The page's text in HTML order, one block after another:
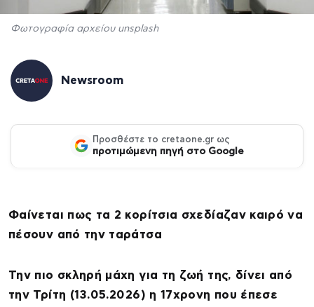
Φωτογραφία αρχείου unsplash
Newsroom
Προσθέστε το cretaone.gr ως
προτιμώμενη πηγή στο Google
Φαίνεται πως τα 2 κορίτσια σχεδίαζαν καιρό να
πέσουν από την ταράτσα
Την πιο σκληρή μάχη για τη ζωή της, δίνει από
την Τρίτη (13.05.2026) η 17χρονη που έπεσε